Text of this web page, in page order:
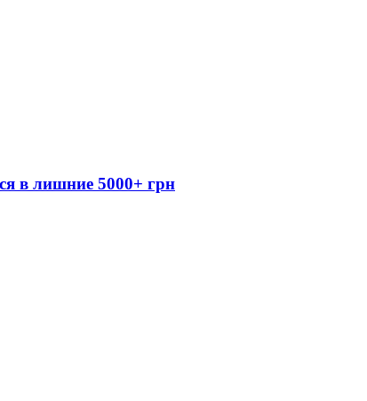
в лишние 5000+ грн